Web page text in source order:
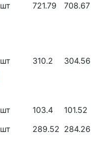
шт 721.79 708.67
шт 310.2 304.56
шт 103.4
101.52
шт 289.52 284.26